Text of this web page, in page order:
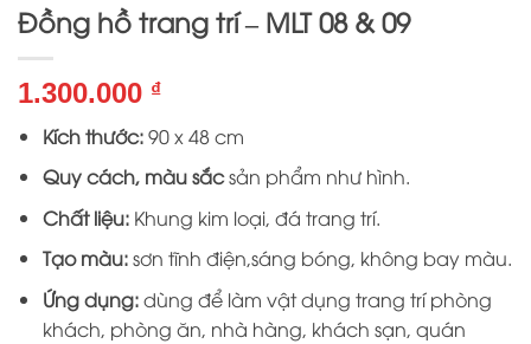
Đồng hồ trang trí – MLT 08 & 09
1.300.000 ₫
Kích thước:90 x 48 cm
Quy cách, màu sắcsản phẩm như hình.
Chất liệu:Khung kim loại, đá trang trí.
Tạo màu:sơn tĩnh điện,sáng bóng, không bay màu.
Ứng dụng:dùng để làm vật dụng trang trí phòng
khách, phòng ăn, nhà hàng, khách sạn, quán